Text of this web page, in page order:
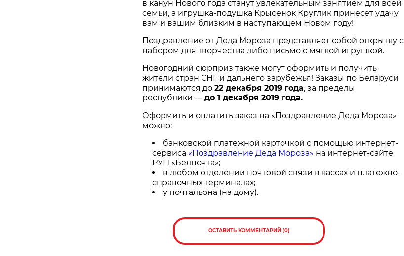
в канун Нового года станут увлекательным занятием для всей
семьи, а игрушка-подушка Крысенок Круглик принесет удачу
вам и вашим близким в наступающем Новом году!
Поздравление от Деда Мороза представляет собой открытку с
набором для творчества либо письмо с мягкой игрушкой.
Новогодний сюрприз также могут оформить и получить
жители стран СНГ и дальнего зарубежья! Заказы по Беларуси
принимаются до 22 декабря 2019 года, за пределы
республики — до 1 декабря 2019 года.
Оформить и оплатить заказ на «Поздравление Деда Мороза»
можно:
банковской платежной карточкой с помощью интернет-
сервиса «Поздравление Деда Мороза» на интернет-сайте
РУП «Белпочта»;
в любом отделении почтовой связи в кассах и платежно-
справочных терминалах;
у почтальона (на дому).
ОСТАВИТЬ КОММЕНТАРИЙ (0)